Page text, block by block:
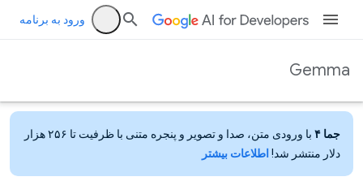
ورود به برنامه
Gemma
جما ۴
با ورودی متن، صدا و تصویر و پنجره متنی با ظرفیت تا ۲۵۶ هزار
دلار منتشر شد! اطلاعات بیشتر